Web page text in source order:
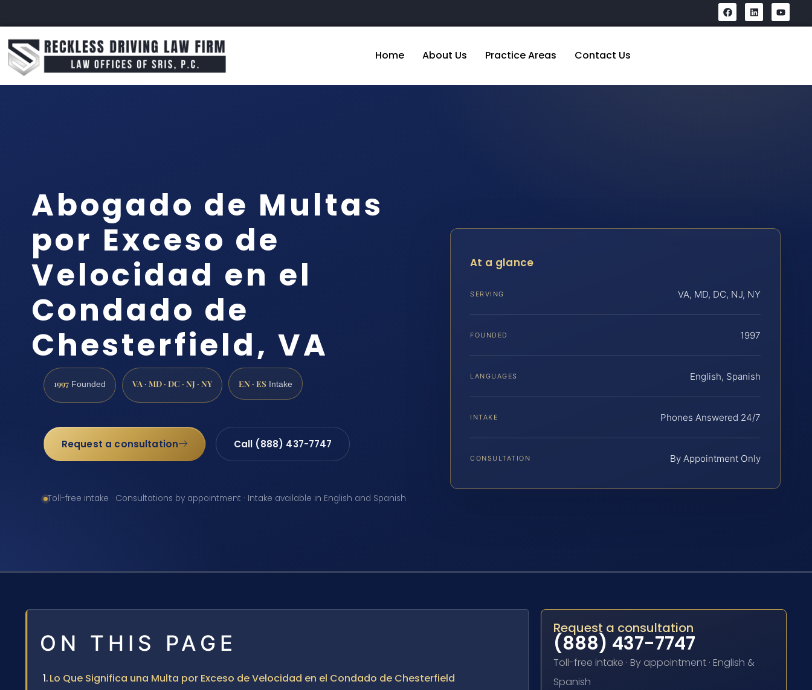
Home About Us Practice Areas Contact Us
Abogado de Multas
por Exceso de
Velocidad en el
Condado de
Chesterfield, VA
1997 Founded VA · MD · DC · NJ · NY EN · ES Intake
Request a consultation Call (888) 437-7747
Toll-free intake · Consultations by appointment · Intake available in English and Spanish
At a glance
SERVING VA, MD, DC, NJ, NY
FOUNDED 1997
LANGUAGES English, Spanish
INTAKE Phones Answered 24/7
CONSULTATION By Appointment Only
ON THIS PAGE
Lo Que Significa una Multa por Exceso de Velocidad en el Condado de Chesterfield
Request a consultation
(888) 437-7747
Toll-free intake · By appointment · English &
Spanish